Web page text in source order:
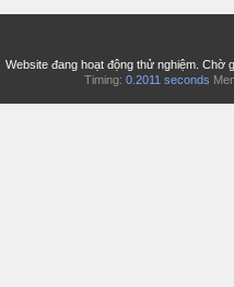
Website đang hoạt động thử nghiệm. Chờ
Timing: 0.2011 seconds